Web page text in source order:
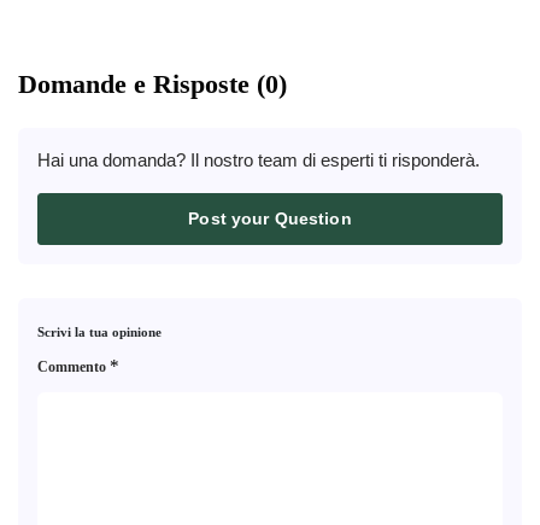
Domande e Risposte (0)
Hai una domanda? Il nostro team di esperti ti risponderà.
Post your Question
Scrivi la tua opinione
Commento *